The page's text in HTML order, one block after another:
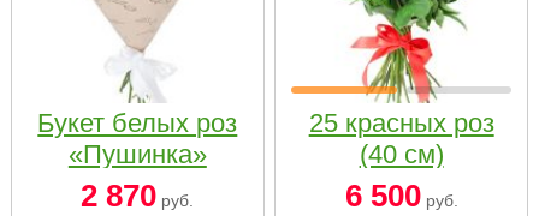
Букет белых роз
«Пушинка»
2 870 руб.
25 красных роз
(40 см)
6 500руб.